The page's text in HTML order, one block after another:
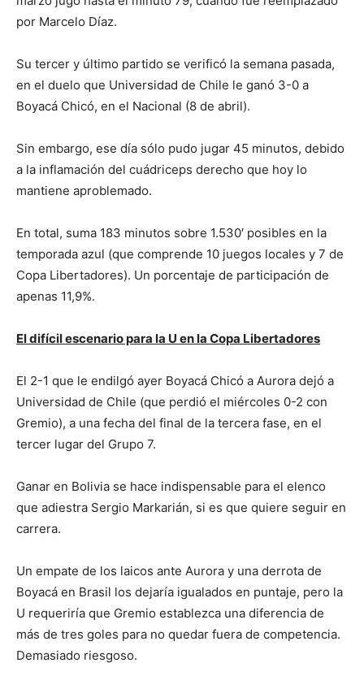
por Marcelo Díaz.
Su tercer y último partido se verificó la semana pasada,
en el duelo que Universidad de Chile le ganó 3-0 a
Boyacá Chicó, en el Nacional (8 de abril).
Sin embargo, ese día sólo pudo jugar 45 minutos, debido
a la inflamación del cuádriceps derecho que hoy lo
mantiene aproblemado.
En total, suma 183 minutos sobre 1.530′ posibles en la
temporada azul (que comprende 10 juegos locales y 7 de
Copa Libertadores). Un porcentaje de participación de
apenas 11,9%.
El difícil escenario para la U en la Copa Libertadores
El 2-1 que le endilgó ayer Boyacá Chicó a Aurora dejó a
Universidad de Chile (que perdió el miércoles 0-2 con
Gremio), a una fecha del final de la tercera fase, en el
tercer lugar del Grupo 7.
Ganar en Bolivia se hace indispensable para el elenco
que adiestra Sergio Markarián, si es que quiere seguir en
carrera.
Un empate de los laicos ante Aurora y una derrota de
Boyacá en Brasil los dejaría igualados en puntaje, pero la
U requeriría que Gremio establezca una diferencia de
más de tres goles para no quedar fuera de competencia.
Demasiado riesgoso.